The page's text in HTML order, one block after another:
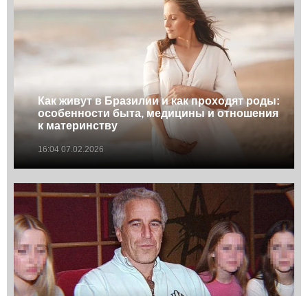
Как живут в Бразилии и как проходят роды:
особенности быта, медицины и отношения
к материнству
16:04 07.02.2026